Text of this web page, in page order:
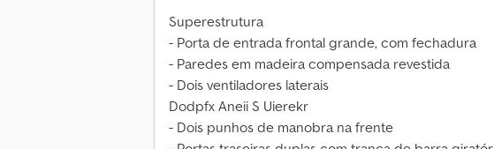
Superestrutura
- Porta de entrada frontal grande, com fechadura
- Paredes em madeira compensada revestida
- Dois ventiladores laterais
Dodpfx Aneii S Uierekr
- Dois punhos de manobra na frente